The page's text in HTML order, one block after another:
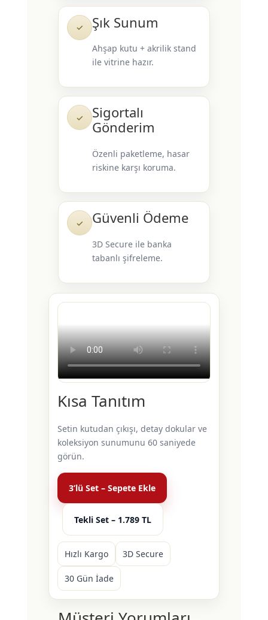
✓ Şık Sunum
Ahşap kutu + akrilik stand
ile vitrine hazır.
✓
Sigortalı
Gönderim
Özenli paketleme, hasar
riskine karşı koruma.
✓ Güvenli Ödeme
3D Secure ile banka
tabanlı şifreleme.
Kısa Tanıtım
Setin kutudan çıkışı, detay dokular ve
koleksiyon sunumunu 60 saniyede
görün.
3’lü Set – Sepete Ekle
Tekli Set – 1.789 TL
Hızlı Kargo 3D Secure
30 Gün İade